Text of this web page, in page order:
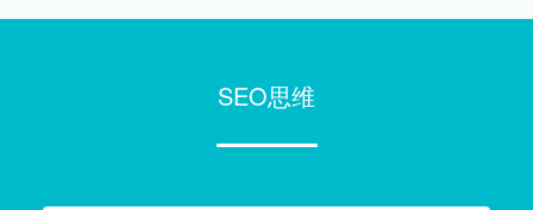
SEO思维